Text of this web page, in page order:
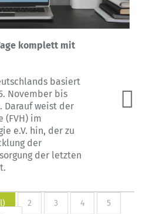
komplett mit
basiert
November bis
Darauf weist der
(FVH) im
e.V. hin, der zu
der
der letzten
2 3 4
5